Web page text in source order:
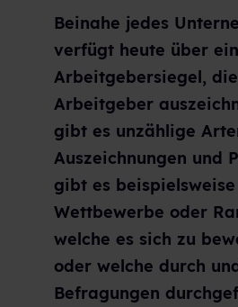
Beinahe jedes
verfügt heute über ein
Arbeitgebersiegel,
Arbeitgeber
gibt es unzählige
Auszeichnungen und
gibt es beispielsweise
Wettbewerbe oder
welche es sich zu
oder welche durch
Befragungen